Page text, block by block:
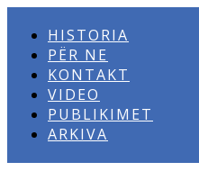
HISTORIA
PËR NE
KONTAKT
VIDEO
PUBLIKIMET
ARKIVA